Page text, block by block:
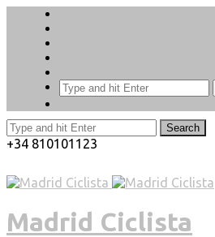
Search
+34 810101123
Madrid Ciclista